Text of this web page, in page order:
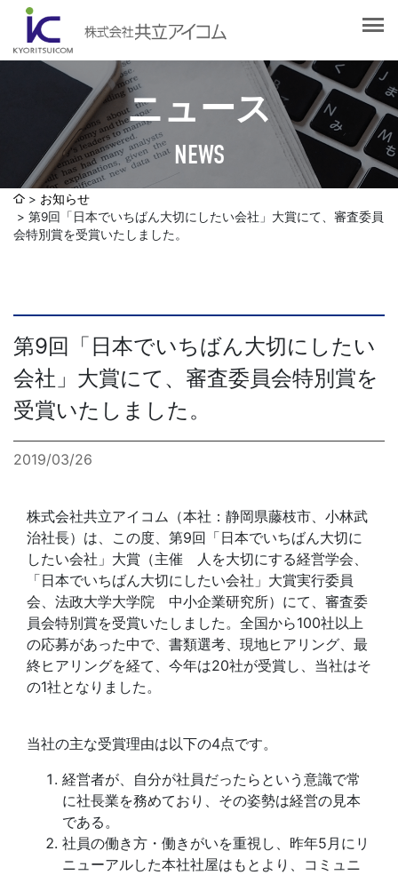
ニュース
NEWS
会社概要
企業理念
アクセスマップ
サービス紹介
Web制作・ホームページ制作
デザイン作成・印刷サービス
社員ブログ
採用情報
お問合せ
お知らせ
第9回「日本でいちばん大切にしたい会社」大賞にて、審査委員
会特別賞を受賞いたしました。
第9回「日本でいちばん大切にしたい
会社」大賞にて、審査委員会特別賞を
受賞いたしました。
2019/03/26
株式会社共立アイコム（本社：静岡県藤枝市、小林武
治社長）は、この度、第9回「日本でいちばん大切に
したい会社」大賞（主催 人を大切にする経営学会、
「日本でいちばん大切にしたい会社」大賞実行委員
会、法政大学大学院 中小企業研究所）にて、審査委
員会特別賞を受賞いたしました。全国から100社以上
の応募があった中で、書類選考、現地ヒアリング、最
終ヒアリングを経て、今年は20社が受賞し、当社はそ
の1社となりました。
当社の主な受賞理由は以下の4点です。
経営者が、自分が社員だったらという意識で常
に社長業を務めており、その姿勢は経営の見本
である。
社員の働き方・働きがいを重視し、昨年5月にリ
ニューアルした本社社屋はもとより、コミュニ